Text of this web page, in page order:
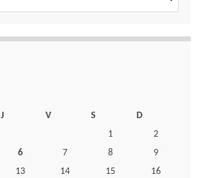
J V S
D
1
2
6 7 8
9
13 14 15
16